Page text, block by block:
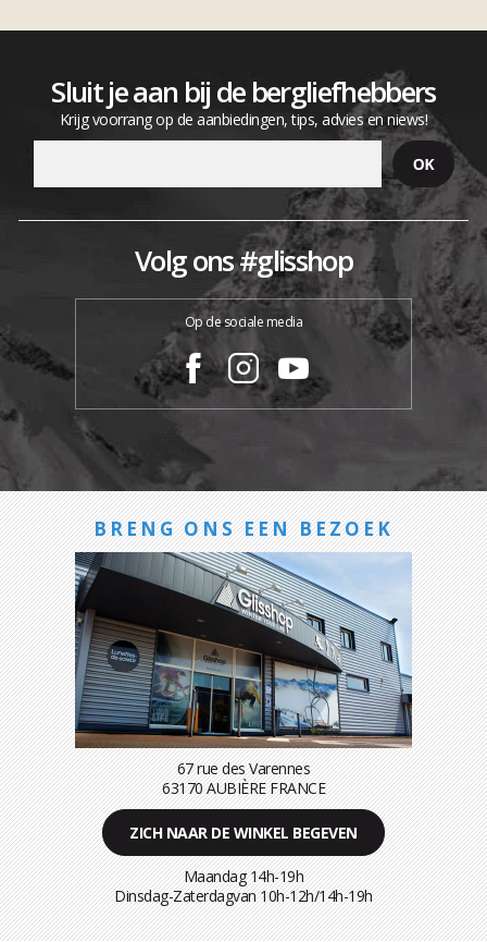
Sluit je aan bij de bergliefhebbers
Krijg voorrang op de aanbiedingen, tips, advies en niews!
Volg ons #glisshop
Op de sociale media
BRENG ONS EEN BEZOEK
67 rue des Varennes
63170 AUBIÈRE FRANCE
ZICH NAAR DE WINKEL BEGEVEN
Maandag 14h-19h
Dinsdag-Zaterdagvan 10h-12h/14h-19h